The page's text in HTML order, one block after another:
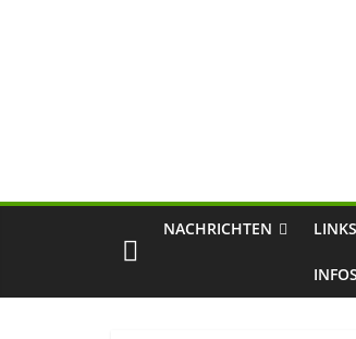
NACHRICHTEN LINKS